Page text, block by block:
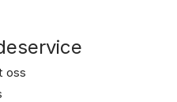
oss